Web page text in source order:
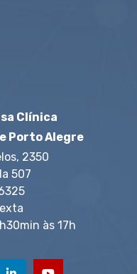
Clínica
Porto Alegre
2350
507
às 17h